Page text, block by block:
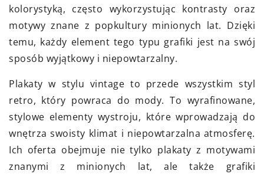
kolorystyką, często wykorzystując kontrasty oraz
motywy znane z popkultury minionych lat. Dzięki
temu, każdy element tego typu grafiki jest na swój
sposób wyjątkowy i niepowtarzalny.
Plakaty w stylu vintage to przede wszystkim styl
retro, który powraca do mody. To wyrafinowane,
stylowe elementy wystroju, które wprowadzają do
wnętrza swoisty klimat i niepowtarzalna atmosferę.
Ich oferta obejmuje nie tylko plakaty z motywami
znanymi z minionych lat, ale także grafiki